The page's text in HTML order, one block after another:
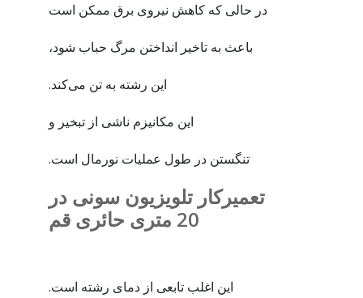
در حالی که کاهش نیروی برق ممکن است
باعث به تاخیر انداختن مرگ حباب شود،
این رشته به تن می‌کند.
این مکانیزم ناشی از تبخیر و
تنگستن در طول عملیات نورمال است.
تعمیرکار تلویزیون سونی در
20 متری حائری قم
این اغلب تابعی از دمای رشته است.